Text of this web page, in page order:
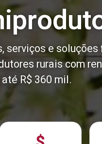
serviços e
rurais com
R$ 360 mil.